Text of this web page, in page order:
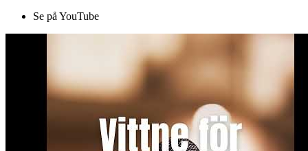
Se på YouTube